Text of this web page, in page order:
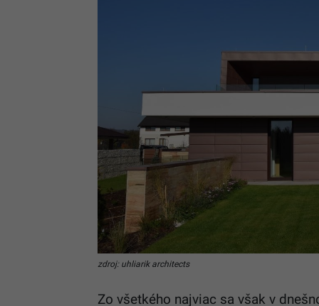
zdroj: uhliarik architects
Zo všetkého najviac sa však v